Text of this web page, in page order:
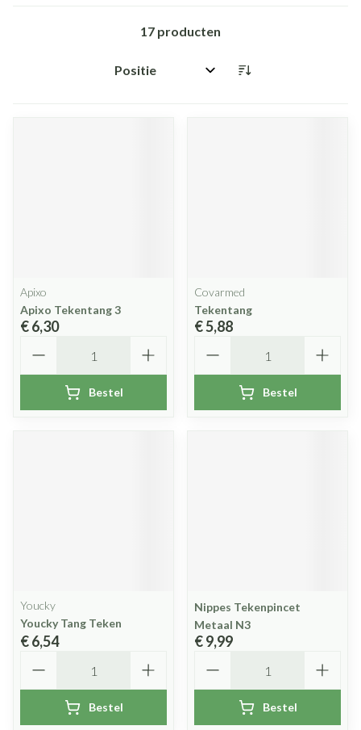
17 producten
Sorteer op:
Apixo
Apixo Tekentang 3
€ 6,30
Bestel
Covarmed
Tekentang
€ 5,88
Bestel
Youcky
Youcky Tang Teken
€ 6,54
Bestel
Nippes Tekenpincet
Metaal N3
€ 9,99
Bestel